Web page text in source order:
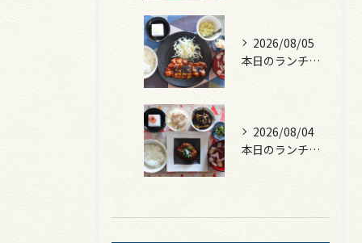
2026/08/05
本日のランチは、ロース豚カツ梅はさみ！
2026/08/04
本日のランチは、煮込みハンバーグ！